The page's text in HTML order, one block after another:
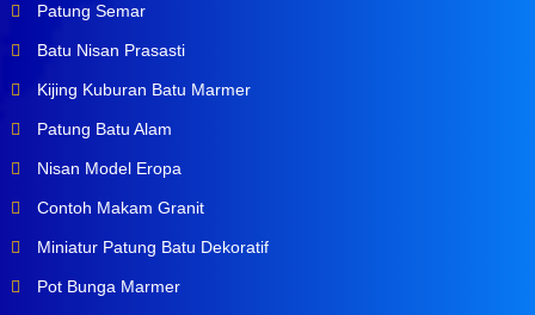
Patung Semar
Batu Nisan Prasasti
Kijing Kuburan Batu Marmer
Patung Batu Alam
Nisan Model Eropa
Contoh Makam Granit
Miniatur Patung Batu Dekoratif
Pot Bunga Marmer